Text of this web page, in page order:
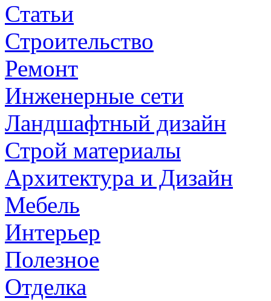
домов из клееного бруса
Дома из клееного бруса, из лиственницы и кедра, бани
являются очень популярными...
Статьи
Строительство
Ремонт
Инженерные сети
Ландшафтный дизайн
Строй материалы
Архитектура и Дизайн
Мебель
Интерьер
Полезное
Отделка